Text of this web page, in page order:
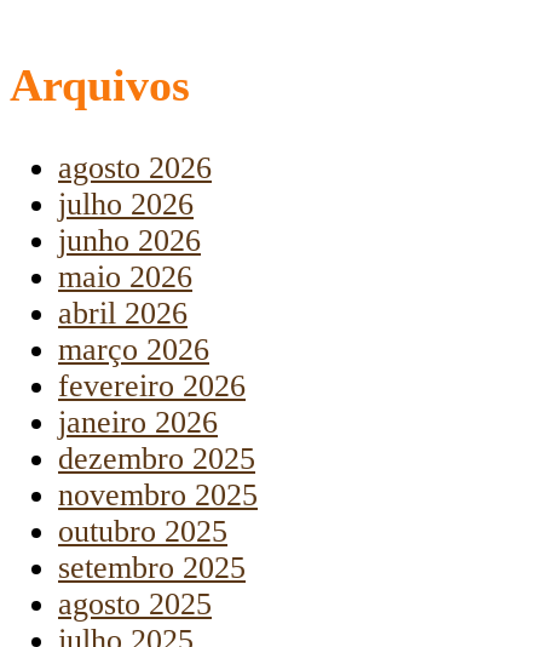
Arquivos
agosto 2026
julho 2026
junho 2026
maio 2026
abril 2026
março 2026
fevereiro 2026
janeiro 2026
dezembro 2025
novembro 2025
outubro 2025
setembro 2025
agosto 2025